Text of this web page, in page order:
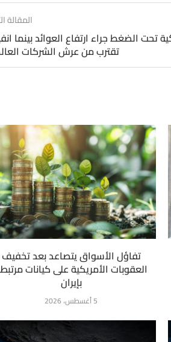
المقالة
تحت الضغط جراء ارتفاع العوائد بينما
تقترب من عرش الشركات
تفاؤل الأسواق يتصاعد بعد تخفيف
العقوبات الأمريكية على كيانات
بإيران
5 أغسطس، 2026